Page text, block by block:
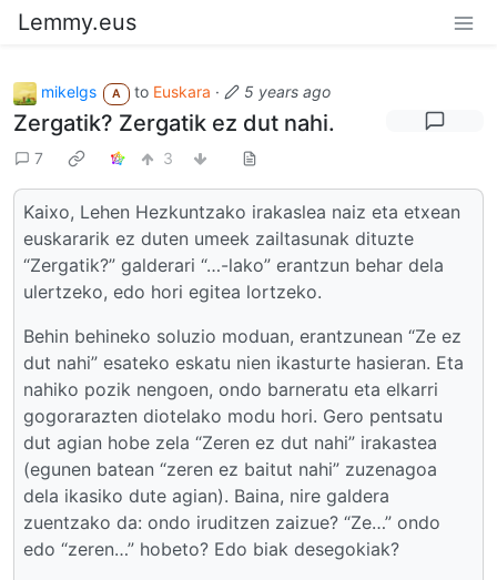
Lemmy.eus
mikelgs A to Euskara · 5 years ago
Zergatik? Zergatik ez dut nahi.
7 3
Kaixo, Lehen Hezkuntzako irakaslea naiz eta etxean
euskararik ez duten umeek zailtasunak dituzte
“Zergatik?” galderari “…-lako” erantzun behar dela
ulertzeko, edo hori egitea lortzeko.
Behin behineko soluzio moduan, erantzunean “Ze ez
dut nahi” esateko eskatu nien ikasturte hasieran. Eta
nahiko pozik nengoen, ondo barneratu eta elkarri
gogorarazten diotelako modu hori. Gero pentsatu
dut agian hobe zela “Zeren ez dut nahi” irakastea
(egunen batean “zeren ez baitut nahi” zuzenagoa
dela ikasiko dute agian). Baina, nire galdera
zuentzako da: ondo iruditzen zaizue? “Ze…” ondo
edo “zeren…” hobeto? Edo biak desegokiak?